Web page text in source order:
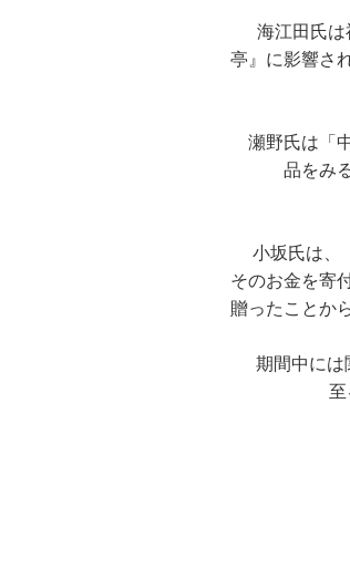
海江田氏
亭』に影響さ
瀬野氏は「
品をみ
小坂氏は、
そのお金を寄
贈ったことか
期間中には
至